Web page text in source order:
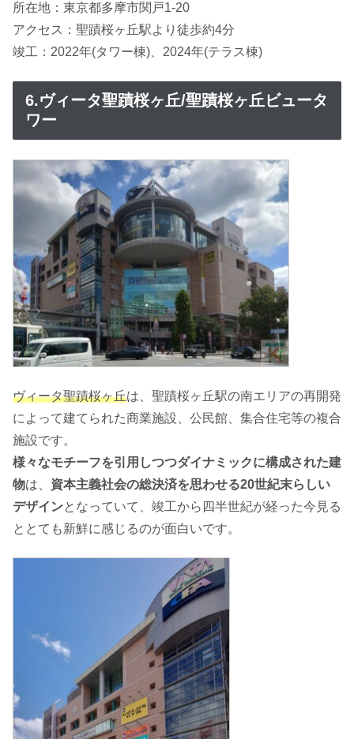
所在地：東京都多摩市関戸1-20
アクセス：聖蹟桜ヶ丘駅より徒歩約4分
竣工：2022年(タワー棟)、2024年(テラス棟)
6.ヴィータ聖蹟桜ヶ丘/聖蹟桜ヶ丘ビュータ
ワー
ヴィータ聖蹟桜ヶ丘は、聖蹟桜ヶ丘駅の南エリアの再開発
によって建てられた商業施設、公民館、集合住宅等の複合
施設です。
様々なモチーフを引用しつつダイナミックに構成された建
物は、 資本主義社会の総決済を思わせる20世紀末らしい
デザインとなっていて、竣工から四半世紀が経った今見る
ととても新鮮に感じるのが面白いです。